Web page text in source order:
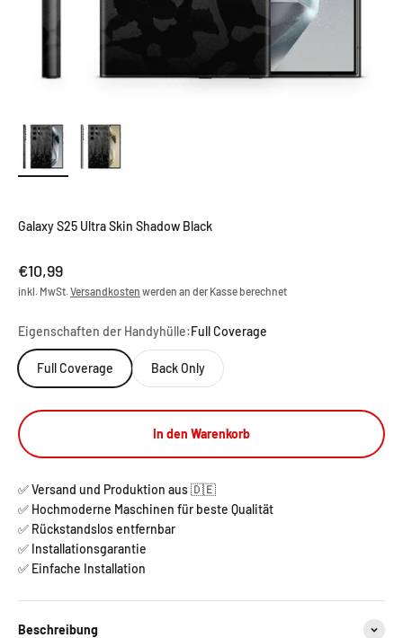
Galaxy S25 Ultra Skin Shadow Black
Angebot
€10,99
inkl. MwSt.Versandkosten werden an der Kasse berechnet
Eigenschaften der Handyhülle:Full Coverage
Full Coverage Back Only
In den Warenkorb
✅ Versand und Produktion aus 🇩🇪
✅ Hochmoderne Maschinen für beste Qualität
✅ Rückstandslos entfernbar
✅ Installationsgarantie
✅ Einfache Installation
Beschreibung